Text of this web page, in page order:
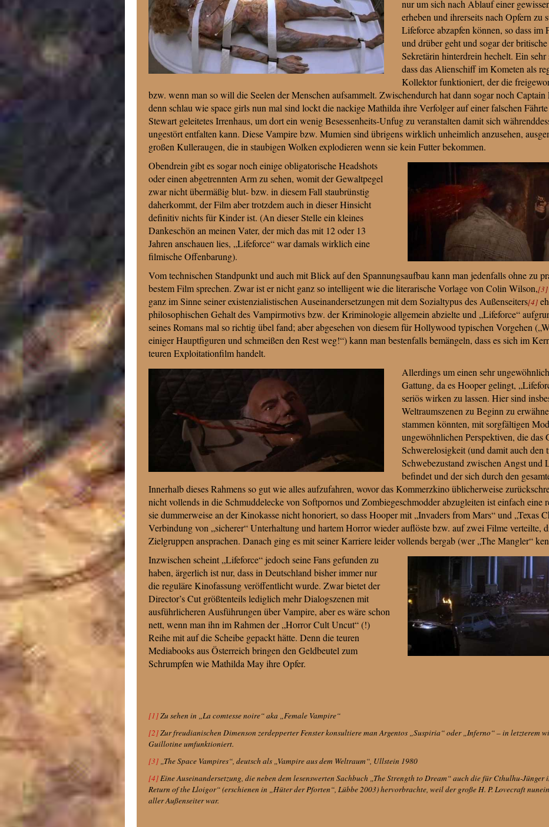
nur um sich nach Ablauf einer
erheben und ihrerseits nach Opfern zu
Lifeforce abzapfen können, so dass im
und drüber geht und sogar der
Sekretärin hinterdrein hechelt. Ein
dass das Alienschiff im Kometen als
Kollektor funktioniert, der die
bzw. wenn man so will die Seelen der Menschen aufsammelt. Zwischendurch hat dann sogar noch
denn schlau wie space girls nun mal sind lockt die nackige Mathilda ihre Verfolger auf einer falschen
Stewart geleitetes Irrenhaus, um dort ein wenig Besessenheits-Unfug zu veranstalten damit sich
ungestört entfalten kann. Diese Vampire bzw. Mumien sind übrigens wirklich unheimlich anzusehen,
großen Kulleraugen, die in staubigen Wolken explodieren wenn sie kein Futter bekommen.
Obendrein gibt es sogar noch einige obligatorische Headshots
oder einen abgetrennten Arm zu sehen, womit der Gewaltpegel
zwar nicht übermäßig blut- bzw. in diesem Fall staubrünstig
daherkommt, der Film aber trotzdem auch in dieser Hinsicht
definitiv nichts für Kinder ist. (An dieser Stelle ein kleines
Dankeschön an meinen Vater, der mich das mit 12 oder 13
Jahren anschauen lies, „Lifeforce“ war damals wirklich eine
filmische Offenbarung).
Vom technischen Standpunkt und auch mit Blick auf den Spannungsaufbau kann man jedenfalls ohne zu
bestem Film sprechen. Zwar ist er nicht ganz so intelligent wie die literarische Vorlage von Colin Wilson,[3]
ganz im Sinne seiner existenzialistischen Auseinandersetzungen mit dem Sozialtypus des Außenseiters[4]
philosophischen Gehalt des Vampirmotivs bzw. der Kriminologie allgemein abzielte und „Lifeforce“
seines Romans mal so richtig übel fand; aber abgesehen von diesem für Hollywood typischen Vorgehen
einiger Hauptfiguren und schmeißen den Rest weg!“) kann man bestenfalls bemängeln, dass es sich im
teuren Exploitationfilm handelt.
Allerdings um einen sehr
Gattung, da es Hooper gelingt,
seriös wirken zu lassen. Hier sind
Weltraumszenen zu Beginn zu
stammen könnten, mit sorgfältigen
ungewöhnlichen Perspektiven, die das
Schwerelosigkeit (und damit auch den
Schwebezustand zwischen Angst und
befindet und der sich durch den
Innerhalb dieses Rahmens so gut wie alles aufzufahren, wovor das Kommerzkino üblicherweise
nicht vollends in die Schmuddelecke von Softpornos und Zombiegeschmodder abzugleiten ist einfach eine
sie dummerweise an der Kinokasse nicht honoriert, so dass Hooper mit „Invaders from Mars“ und „Texas
Verbindung von „sicherer“ Unterhaltung und hartem Horror wieder auflöste bzw. auf zwei Filme verteilte,
Zielgruppen ansprachen. Danach ging es mit seiner Karriere leider vollends bergab (wer „The Mangler“
Inzwischen scheint „Lifeforce“ jedoch seine Fans gefunden zu
haben, ärgerlich ist nur, dass in Deutschland bisher immer nur
die reguläre Kinofassung veröffentlicht wurde. Zwar bietet der
Director’s Cut größtenteils lediglich mehr Dialogszenen mit
ausführlicheren Ausführungen über Vampire, aber es wäre schon
nett, wenn man ihn im Rahmen der „Horror Cult Uncut“ (!)
Reihe mit auf die Scheibe gepackt hätte. Denn die teuren
Mediabooks aus Österreich bringen den Geldbeutel zum
Schrumpfen wie Mathilda May ihre Opfer.
[1]Zu sehen in „La comtesse noire“ aka „Female Vampire“
[2]Zur freudianischen Dimenson zerdepperter Fenster konsultiere man Argentos „Suspiria“ oder „Inferno“ – in letzterem
Guillotine umfunktioniert.
[3] „The Space Vampires“, deutsch als „Vampire aus dem Weltraum“, Ullstein 1980
[4]Eine Auseinandersetzung, die neben dem lesenswerten Sachbuch „The Strength to Dream“ auch die für Cthulhu-Jünger
Return of the Lloigor“ (erschienen in „Hüter der Pforten“, Lübbe 2003) hervorbrachte, weil der große H. P. Lovecraft
aller Außenseiter war.